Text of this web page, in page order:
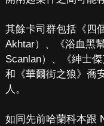
其餘卡司群包括《四
Akhtar）、《浴血黑
Scanlan）、《紳士
和《華爾街之狼》喬
人。
如同先前哈蘭科本跟